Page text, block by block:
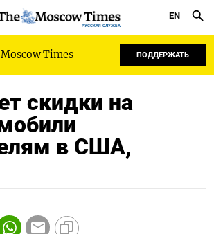
РУССКАЯ СЛУЖБА
EN
Times ПОДДЕРЖАТЬ
скидки на
в США,